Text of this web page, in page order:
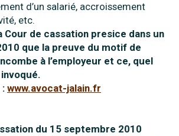
d’un salarié, accroissement
etc.
Cour de cassation presice dans un
que la preuve du motif de
à l’employeur et ce, quel
: www.avocat-jalain.fr
du 15 septembre 2010